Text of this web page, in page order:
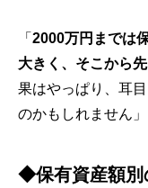
「 2000万円までは
大きく、そこから
果はやっぱり、耳
のかもしれません」
◆保有資産額別